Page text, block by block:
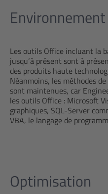
Les outils Office incluant la
jusqu‘à présent sont à
des produits haute
Néanmoins, les méthodes
sont maintenues, car
les outils Office : Microsoft
graphiques, SQL-Server
VBA, le langage de
Optimisation